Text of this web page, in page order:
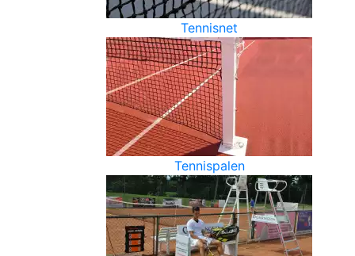
Tennisnet
Tennispalen